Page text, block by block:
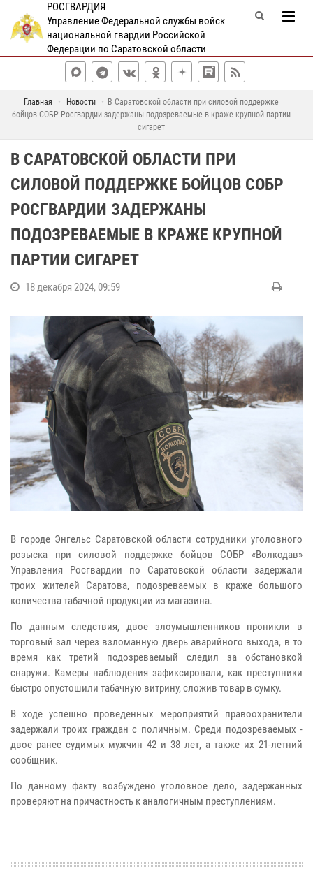
РОСГВАРДИЯ
Управление Федеральной службы войск
национальной гвардии Российской
Федерации по Саратовской области
Главная Новости
В Саратовской области при силовой поддержке
бойцов СОБР Росгвардии задержаны подозреваемые в краже крупной партии
сигарет
В САРАТОВСКОЙ ОБЛАСТИ ПРИ
СИЛОВОЙ ПОДДЕРЖКЕ БОЙЦОВ СОБР
РОСГВАРДИИ ЗАДЕРЖАНЫ
ПОДОЗРЕВАЕМЫЕ В КРАЖЕ КРУПНОЙ
ПАРТИИ СИГАРЕТ
18 декабря 2024, 09:59
В городе Энгельс Саратовской области сотрудники уголовного
розыска при силовой поддержке бойцов СОБР «Волкодав»
Управления Росгвардии по Саратовской области задержали
троих жителей Саратова, подозреваемых в краже большого
количества табачной продукции из магазина.
По данным следствия, двое злоумышленников проникли в
торговый зал через взломанную дверь аварийного выхода, в то
время как третий подозреваемый следил за обстановкой
снаружи. Камеры наблюдения зафиксировали, как преступники
быстро опустошили табачную витрину, сложив товар в сумку.
В ходе успешно проведенных мероприятий правоохранители
задержали троих граждан с поличным. Среди подозреваемых -
двое ранее судимых мужчин 42 и 38 лет, а также их 21-летний
сообщник.
По данному факту возбуждено уголовное дело, задержанных
проверяют на причастность к аналогичным преступлениям.